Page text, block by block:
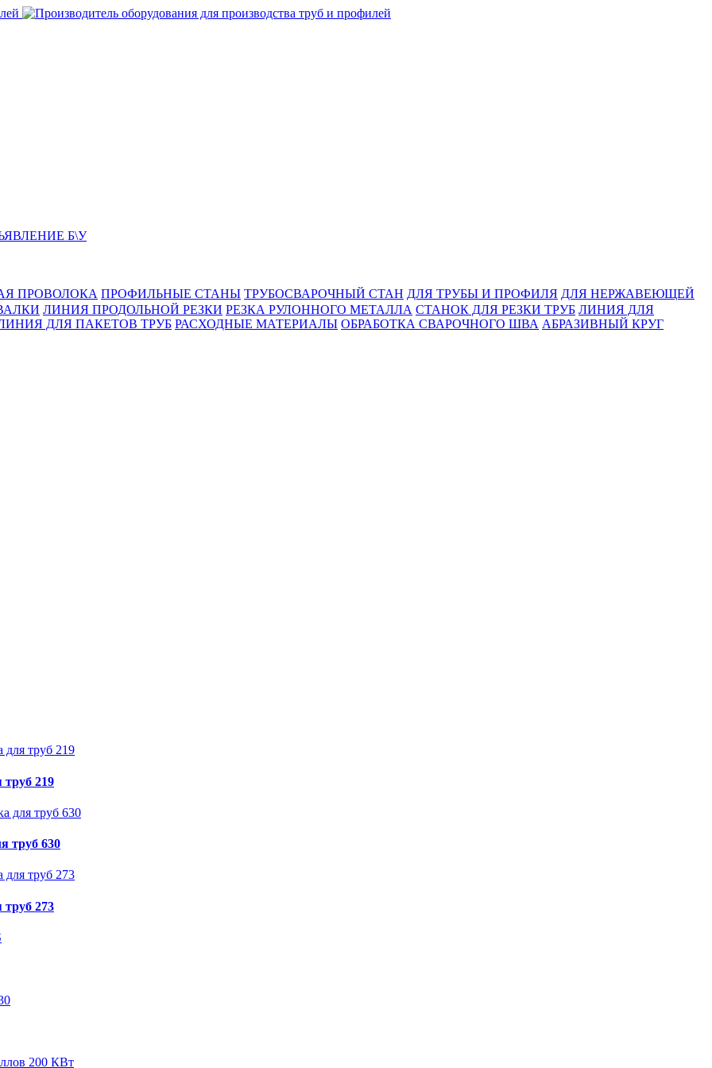
Б\У
ПРОВОЛОКА ПРОФИЛЬНЫЕ СТАНЫ ТРУБОСВАРОЧНЫЙ СТАН ДЛЯ ТРУБЫ И ПРОФИЛЯ ДЛЯ НЕРЖАВЕЮЩЕЙ
ЛИНИЯ ПРОДОЛЬНОЙ РЕЗКИ РЕЗКА РУЛОННОГО МЕТАЛЛА СТАНОК ДЛЯ РЕЗКИ ТРУБ ЛИНИЯ ДЛЯ
ДЛЯ ПАКЕТОВ ТРУБ РАСХОДНЫЕ МАТЕРИАЛЫ OБРАБОТКА СВАРОЧНОГО ШВА АБРАЗИВНЫЙ КРУГ
труб 219
труб 630
труб 273